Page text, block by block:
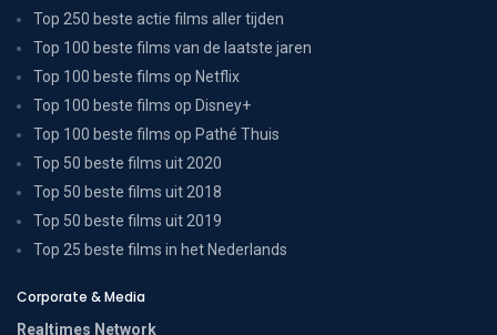
Top 250 beste actie films aller tijden
Top 100 beste films van de laatste jaren
Top 100 beste films op Netflix
Top 100 beste films op Disney+
Top 100 beste films op Pathé Thuis
Top 50 beste films uit 2020
Top 50 beste films uit 2018
Top 50 beste films uit 2019
Top 25 beste films in het Nederlands
Corporate & Media
Realtimes Network